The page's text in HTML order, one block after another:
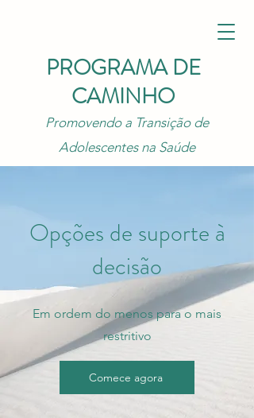
PROGRAMA DE
CAMINHO
Promovendo a Transição de
Adolescentes na Saúde
Opções de suporte à
decisão
Em ordem do menos para o mais
restritivo
Comece agora